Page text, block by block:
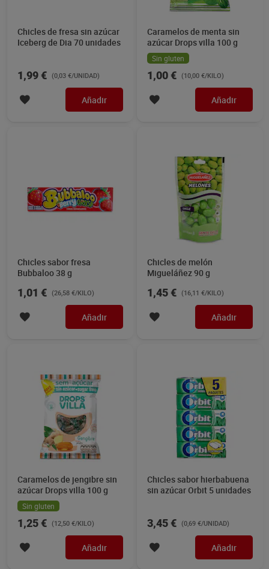
Chicles de fresa sin azúcar
(0,03 €/UNIDAD)
Añadir
Caramelos de menta sin
azúcar Drops villa 100 g
Sin gluten
(10,00 €/KILO)
Añadir
Chicles sabor fresa
Bubbaloo 38 g
(26,58 €/KILO)
Añadir
Chicles de melón
Migueláñez 90 g
(16,11 €/KILO)
Añadir
Caramelos de jengibre sin
azúcar Drops villa 100 g
Sin gluten
(12,50 €/KILO)
Añadir
Chicles sabor hierbabuena
(0,69 €/UNIDAD)
Añadir